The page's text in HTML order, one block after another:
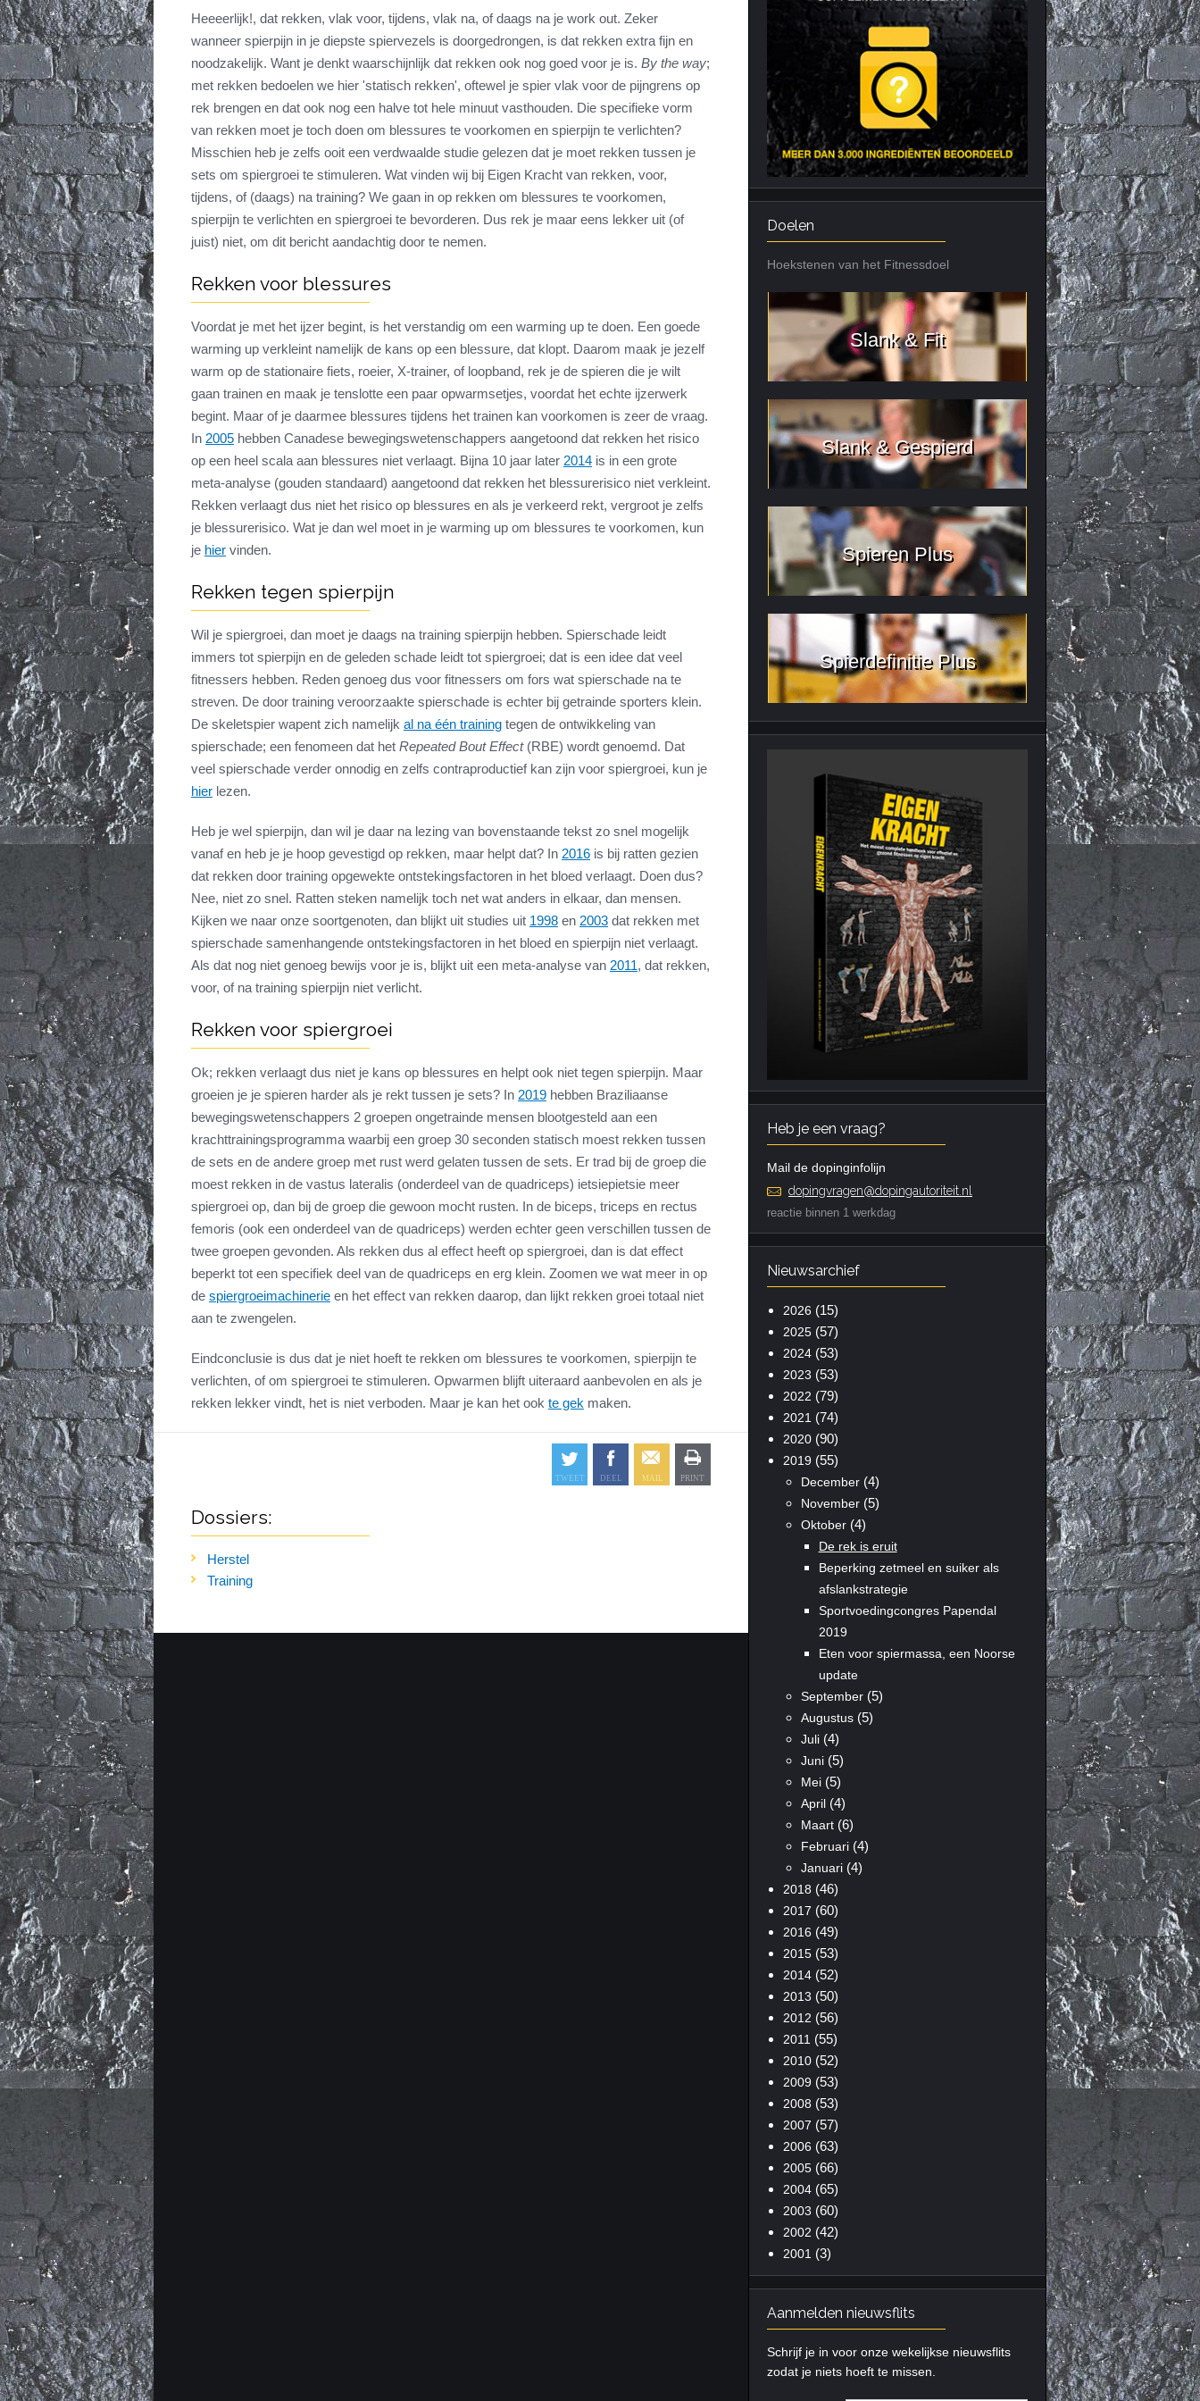
Cardiotraining
Combi van cardio en kracht
Trainingsfouten top 10
Veel gestelde vragen
Nutriënt Timing
Veel gestelde vragen
Citrus Aurantium
Tribulus Terrestris
Vitaminen en
mineralen
Weight Gainers
Nieuws archief
Heeeerlijk!, dat rekken, vlak voor, tijdens, vlak na, of daags na je work out. Zeker
wanneer spierpijn in je diepste spiervezels is doorgedrongen, is dat rekken extra fijn en
noodzakelijk. Want je denkt waarschijnlijk dat rekken ook nog goed voor je is. By the way;
met rekken bedoelen we hier 'statisch rekken', oftewel je spier vlak voor de pijngrens op
rek brengen en dat ook nog een halve tot hele minuut vasthouden. Die specifieke vorm
van rekken moet je toch doen om blessures te voorkomen en spierpijn te verlichten?
Misschien heb je zelfs ooit een verdwaalde studie gelezen dat je moet rekken tussen je
sets om spiergroei te stimuleren. Wat vinden wij bij Eigen Kracht van rekken, voor,
tijdens, of (daags) na training? We gaan in op rekken om blessures te voorkomen,
spierpijn te verlichten en spiergroei te bevorderen. Dus rek je maar eens lekker uit (of
juist) niet, om dit bericht aandachtig door te nemen.
Rekken voor blessures
Voordat je met het ijzer begint, is het verstandig om een warming up te doen. Een goede
warming up verkleint namelijk de kans op een blessure, dat klopt. Daarom maak je jezelf
warm op de stationaire fiets, roeier, X-trainer, of loopband, rek je de spieren die je wilt
gaan trainen en maak je tenslotte een paar opwarmsetjes, voordat het echte ijzerwerk
begint. Maar of je daarmee blessures tijdens het trainen kan voorkomen is zeer de vraag.
In 2005 hebben Canadese bewegingswetenschappers aangetoond dat rekken het risico
op een heel scala aan blessures niet verlaagt. Bijna 10 jaar later 2014 is in een grote
meta-analyse (gouden standaard) aangetoond dat rekken het blessurerisico niet verkleint.
Rekken verlaagt dus niet het risico op blessures en als je verkeerd rekt, vergroot je zelfs
je blessurerisico. Wat je dan wel moet in je warming up om blessures te voorkomen, kun
je hier vinden.
Rekken tegen spierpijn
Wil je spiergroei, dan moet je daags na training spierpijn hebben. Spierschade leidt
immers tot spierpijn en de geleden schade leidt tot spiergroei; dat is een idee dat veel
fitnessers hebben. Reden genoeg dus voor fitnessers om fors wat spierschade na te
streven. De door training veroorzaakte spierschade is echter bij getrainde sporters klein.
De skeletspier wapent zich namelijk al na één training tegen de ontwikkeling van
spierschade; een fenomeen dat het Repeated Bout Effect(RBE) wordt genoemd. Dat
veel spierschade verder onnodig en zelfs contraproductief kan zijn voor spiergroei, kun je
hier lezen.
Heb je wel spierpijn, dan wil je daar na lezing van bovenstaande tekst zo snel mogelijk
vanaf en heb je je hoop gevestigd op rekken, maar helpt dat? In 2016 is bij ratten gezien
dat rekken door training opgewekte ontstekingsfactoren in het bloed verlaagt. Doen dus?
Nee, niet zo snel. Ratten steken namelijk toch net wat anders in elkaar, dan mensen.
Kijken we naar onze soortgenoten, dan blijkt uit studies uit 1998 en 2003 dat rekken met
spierschade samenhangende ontstekingsfactoren in het bloed en spierpijn niet verlaagt.
Als dat nog niet genoeg bewijs voor je is, blijkt uit een meta-analyse van 2011, dat rekken,
voor, of na training spierpijn niet verlicht.
Rekken voor spiergroei
Ok; rekken verlaagt dus niet je kans op blessures en helpt ook niet tegen spierpijn. Maar
groeien je je spieren harder als je rekt tussen je sets? In 2019 hebben Braziliaanse
bewegingswetenschappers 2 groepen ongetrainde mensen blootgesteld aan een
krachttrainingsprogramma waarbij een groep 30 seconden statisch moest rekken tussen
de sets en de andere groep met rust werd gelaten tussen de sets. Er trad bij de groep die
moest rekken in de vastus lateralis (onderdeel van de quadriceps) ietsiepietsie meer
spiergroei op, dan bij de groep die gewoon mocht rusten. In de biceps, triceps en rectus
femoris (ook een onderdeel van de quadriceps) werden echter geen verschillen tussen de
twee groepen gevonden. Als rekken dus al effect heeft op spiergroei, dan is dat effect
beperkt tot een specifiek deel van de quadriceps en erg klein. Zoomen we wat meer in op
de spiergroeimachinerie en het effect van rekken daarop, dan lijkt rekken groei totaal niet
aan te zwengelen.
Eindconclusie is dus dat je niet hoeft te rekken om blessures te voorkomen, spierpijn te
verlichten, of om spiergroei te stimuleren. Opwarmen blijft uiteraard aanbevolen en als je
rekken lekker vindt, het is niet verboden. Maar je kan het ook te gek maken.
Dossiers:
Herstel
Training
Doelen
Hoekstenen van het Fitnessdoel
Slank & Fit
Slank & Gespierd
Spieren Plus
Spierdefinitie Plus
Heb je een vraag?
Mail de dopinginfolijn
dopingvragen@dopingautoriteit.nl
reactie binnen 1 werkdag
Nieuwsarchief
2026 (15)
2025(57)
2024(53)
2023 (53)
2022 (79)
2021 (74)
2020(90)
2019 (55)
December(4)
November(5)
Oktober(4)
De rek is eruit
Beperking zetmeel en suiker als
afslankstrategie
Sportvoedingcongres Papendal
2019
Eten voor spiermassa, een Noorse
update
September(5)
Augustus(5)
Juli(4)
Juni(5)
Mei(5)
April(4)
Maart(6)
Februari(4)
Januari(4)
2018 (46)
2017 (60)
2016 (49)
2015(53)
2014(52)
2013 (50)
2012 (56)
2011 (55)
2010(52)
2009 (53)
2008 (53)
2007 (57)
2006 (63)
2005(66)
2004(65)
2003 (60)
2002 (42)
2001 (3)
Aanmelden nieuwsflits
Schrijf je in voor onze wekelijkse nieuwsflits
zodat je niets hoeft te missen.